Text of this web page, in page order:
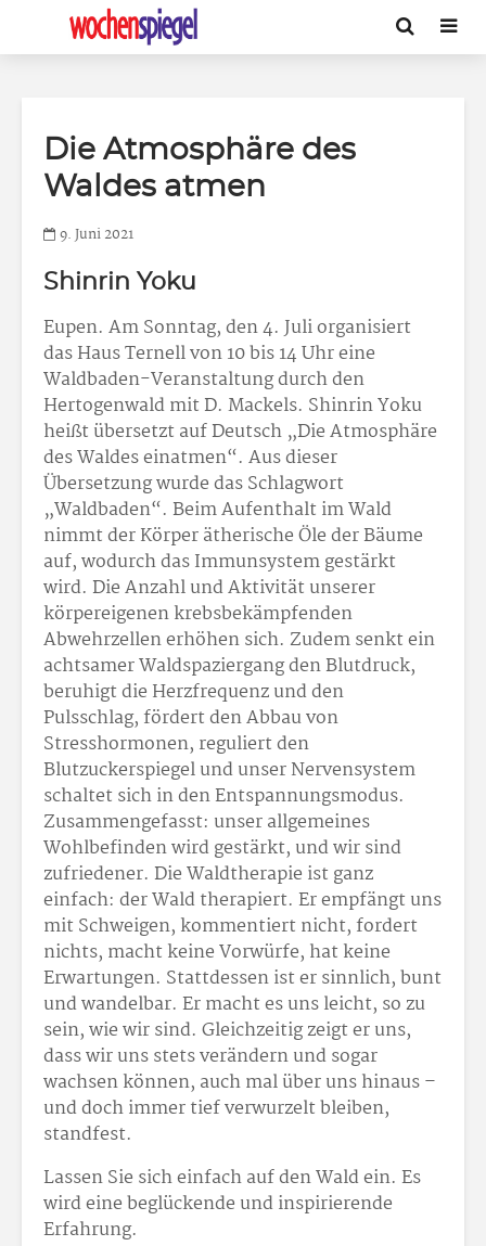
Die Atmosphäre des
Waldes atmen
9. Juni 2021
Shinrin Yoku
Eupen. Am Sonntag, den 4. Juli organisiert
das Haus Ternell von 10 bis 14 Uhr eine
Waldbaden-Veranstaltung durch den
Hertogenwald mit D. Mackels. Shinrin Yoku
heißt übersetzt auf Deutsch „Die Atmosphäre
des Waldes einatmen“. Aus dieser
Übersetzung wurde das Schlagwort
„Waldbaden“. Beim Aufenthalt im Wald
nimmt der Körper ätherische Öle der Bäume
auf, wodurch das Immunsystem gestärkt
wird. Die Anzahl und Aktivität unserer
körpereigenen krebsbekämpfenden
Abwehrzellen erhöhen sich. Zudem senkt ein
achtsamer Waldspaziergang den Blutdruck,
beruhigt die Herzfrequenz und den
Pulsschlag, fördert den Abbau von
Stresshormonen, reguliert den
Blutzuckerspiegel und unser Nervensystem
schaltet sich in den Entspannungsmodus.
Zusammengefasst: unser allgemeines
Wohlbefinden wird gestärkt, und wir sind
zufriedener. Die Waldtherapie ist ganz
einfach: der Wald therapiert. Er empfängt uns
mit Schweigen, kommentiert nicht, fordert
nichts, macht keine Vorwürfe, hat keine
Erwartungen. Stattdessen ist er sinnlich, bunt
und wandelbar. Er macht es uns leicht, so zu
sein, wie wir sind. Gleichzeitig zeigt er uns,
dass wir uns stets verändern und sogar
wachsen können, auch mal über uns hinaus –
und doch immer tief verwurzelt bleiben,
standfest.
Lassen Sie sich einfach auf den Wald ein. Es
wird eine beglückende und inspirierende
Erfahrung.